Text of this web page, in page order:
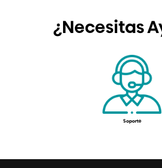
¿Necesitas
Soporte